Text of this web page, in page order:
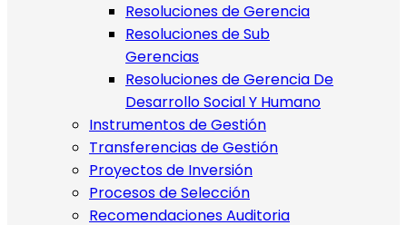
Resoluciones de Gerencia
Resoluciones de Sub
Gerencias
Resoluciones de Gerencia De
Desarrollo Social Y Humano
Instrumentos de Gestión
Transferencias de Gestión
Proyectos de Inversión
Procesos de Selección
Recomendaciones Auditoria